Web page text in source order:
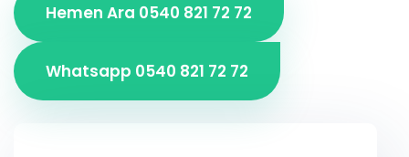
Hemen Ara 0540 821 72 72
Whatsapp 0540 821 72 72